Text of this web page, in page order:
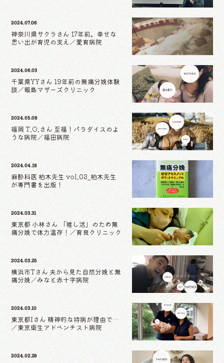
2024.07.06
神奈川県サクラさん 17年前。幸せな
思い出が育児の支え／愛育病院
2024.06.03
千葉県YYさん 19年前の無痛分娩体験
談／飯島マザーズクリニック
2024.05.08
福岡 T.O.さん 至福！パラダイスのよ
うな病院／福田病院
2024.04.18
麻酔科医 柏木先生 vol.03_柏木先生
が専門書を出版！
2024.03.31
東京都 小林さん 「推し活」のため無
痛分娩で体力温存！／育良クリニック
2024.03.25
横浜市Tさん 夫から見た自然分娩と無
痛分娩／みなと赤十字病院
2024.03.10
東京都Iさん 精神的な持病が理由で…
／東京衛生アドベンチスト病院
2024.02.29